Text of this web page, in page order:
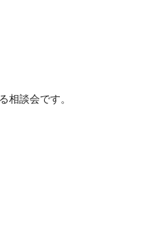
相談会です。